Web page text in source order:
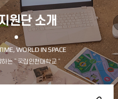
원단 소개